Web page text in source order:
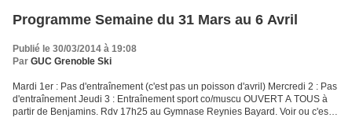
Programme Semaine du 31 Mars au 6 Avril
Publié le 30/03/2014 à 19:08
Par GUC Grenoble Ski
Mardi 1er : Pas d'entraînement (c'est pas un poisson d'avril) Mercredi 2 : Pas
d'entraînement Jeudi 3 : Entraînement sport co/muscu OUVERT A TOUS à
partir de Benjamins. Rdv 17h25 au Gymnase Reynies Bayard. Voir ou c'est